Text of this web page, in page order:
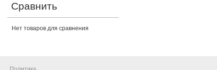
Сравнить
Нет товаров для сравнения